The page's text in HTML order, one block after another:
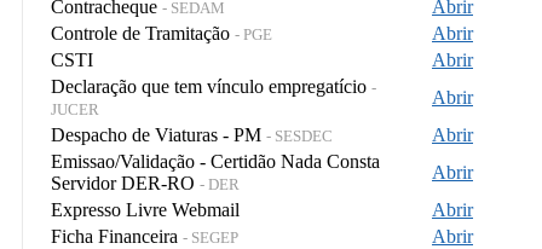
Contracheque - SEDAM
Abrir
Controle de Tramitação - PGE
Abrir
CSTI
Abrir
Declaração que tem vínculo empregatício -
JUCER
Abrir
Despacho de Viaturas - PM - SESDEC
Abrir
Emissao/Validação - Certidão Nada Consta
Servidor DER-RO - DER
Abrir
Expresso Livre Webmail
Abrir
Ficha Financeira - SEGEP
Abrir